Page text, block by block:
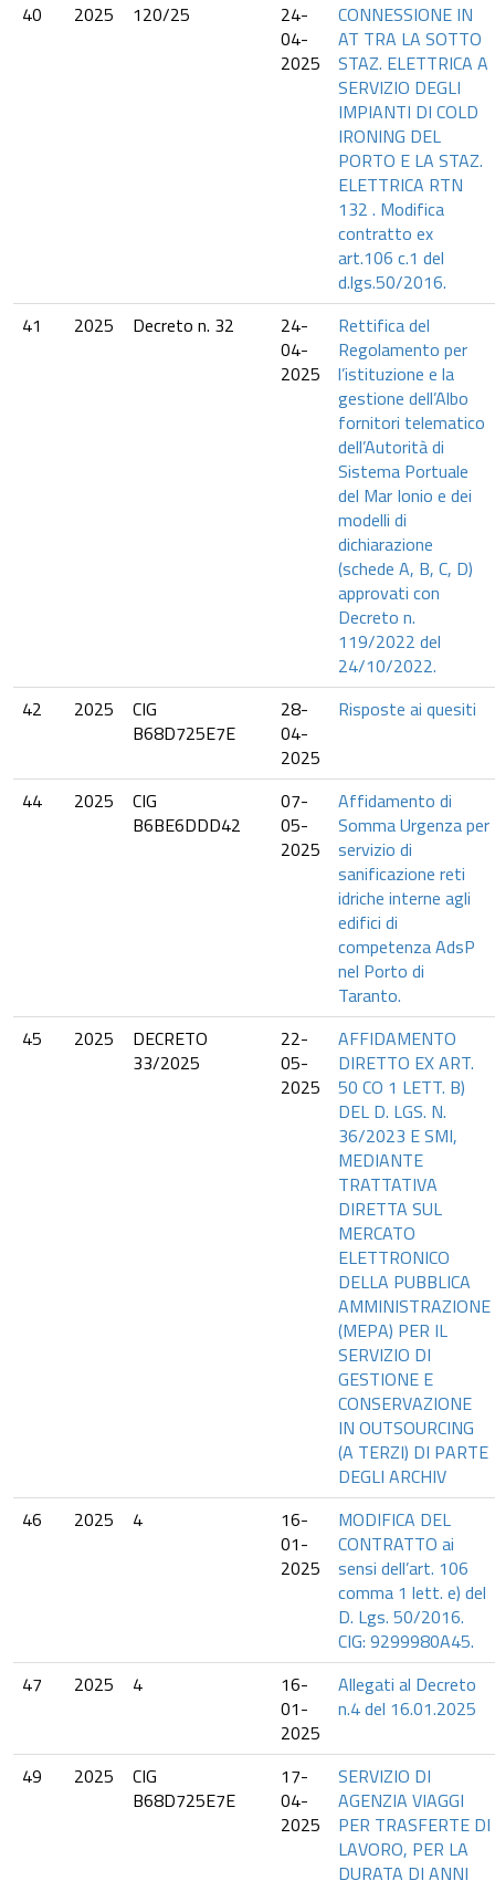
40
2025 120/25
24-
04-
2025
CONNESSIONE IN
AT TRA LA SOTTO
STAZ. ELETTRICA A
SERVIZIO DEGLI
IMPIANTI DI COLD
IRONING DEL
PORTO E LA STAZ.
ELETTRICA RTN
132 . Modifica
contratto ex
art.106 c.1 del
d.lgs.50/2016.
41
2025 Decreto n. 32
24-
04-
2025
Rettifica del
Regolamento per
l’istituzione e la
gestione dell’Albo
fornitori telematico
dell’Autorità di
Sistema Portuale
del Mar Ionio e dei
modelli di
dichiarazione
(schede A, B, C, D)
approvati con
Decreto n.
119/2022 del
24/10/2022.
42
2025
CIG
B68D725E7E
28-
04-
2025
Risposte ai quesiti
44 2025
CIG
B6BE6DDD42
07-
05-
2025
Affidamento di
Somma Urgenza per
servizio di
sanificazione reti
idriche interne agli
edifici di
competenza AdsP
nel Porto di
Taranto.
45
2025
DECRETO
33/2025
22-
05-
2025
AFFIDAMENTO
DIRETTO EX ART.
50 CO 1 LETT. B)
DEL D. LGS. N.
36/2023 E SMI,
MEDIANTE
TRATTATIVA
DIRETTA SUL
MERCATO
ELETTRONICO
DELLA PUBBLICA
AMMINISTRAZIONE
(MEPA) PER IL
SERVIZIO DI
GESTIONE E
CONSERVAZIONE
IN OUTSOURCING
(A TERZI) DI PARTE
DEGLI ARCHIV
46
2025 4
16-
01-
2025
MODIFICA DEL
CONTRATTO ai
sensi dell’art. 106
comma 1 lett. e) del
D. Lgs. 50/2016.
CIG: 9299980A45.
47
2025 4
16-
01-
2025
Allegati al Decreto
n.4 del 16.01.2025
49 2025
CIG
B68D725E7E
17-
04-
2025
SERVIZIO DI
AGENZIA VIAGGI
PER TRASFERTE DI
LAVORO, PER LA
DURATA DI ANNI